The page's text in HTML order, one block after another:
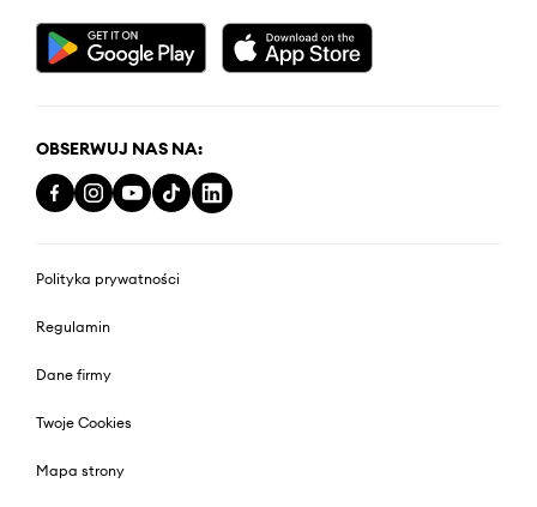
OBSERWUJ NAS NA:
Polityka prywatności
Regulamin
Dane firmy
Twoje Cookies
Mapa strony